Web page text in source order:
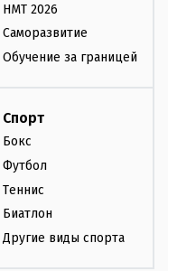
НМТ 2026
Саморазвитие
Обучение за границей
Спорт
Бокс
Футбол
Теннис
Биатлон
Другие виды спорта